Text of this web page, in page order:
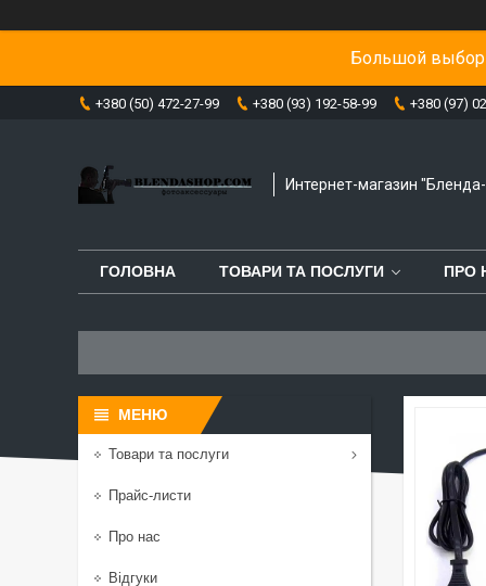
Большой выбор
+380 (50) 472-27-99 +380 (93) 192-58-99 +380 (97)
Интернет-магазин
ГОЛОВНА ТОВАРИ ТА ПОСЛУГИ ПРО
Товари та послуги
Прайс-листи
Про нас
Відгуки